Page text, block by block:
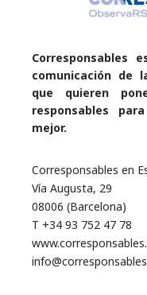
Corresponsables
comunicación de
que quieren
responsables
mejor.
Corresponsables en
Vía Augusta, 29
08006 (Barcelona)
T +34 93 752 47 78